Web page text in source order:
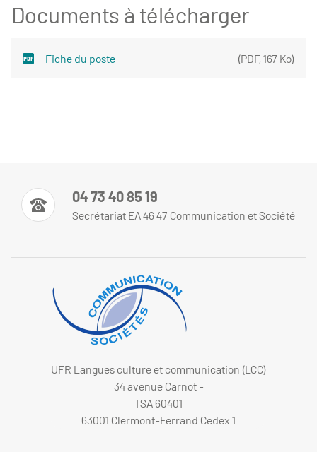
Documents à télécharger
Fiche du poste (PDF,167 Ko)
04 73 40 85 19
Secrétariat EA 46 47 Communication et Société
UFR Langues culture et communication (LCC)
34 avenue Carnot -
TSA 60401
63001 Clermont-Ferrand Cedex 1